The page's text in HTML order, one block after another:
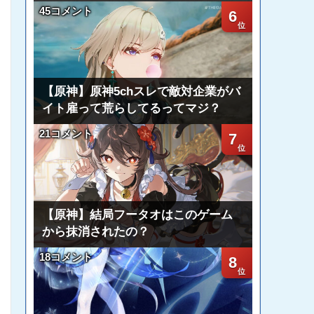
6
45コメント
【原神】原神5chスレで敵対企業がバ
イト雇って荒らしてるってマジ？
7
21コメント
【原神】結局フータオはこのゲーム
から抹消されたの？
8
18コメント